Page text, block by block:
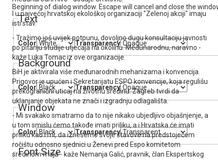
Beginning of dialog window. Escape will cancel and close the
Text
Color Transparency
Background
Color Transparency
Window
Color Transparency
Font Size
I u najvećoj hrvatskoj ekološkoj organizaciji "Zelenoj akciji" imaju
isti stav.
- Tražimo još uvijek potpunu, dovoljno dugu konsultaciju javnosti
po pitanju studije utjecaja na okolinu. Međunarodnu, naravno -
kaže Luka Tomac iz ove organizacije.
BiH je aktivirala više međunarodnih mehanizama i konvencija.
Prigovor je upućen i Sekretarijatu ESPO konvencije, koja regulišu
prekogranični uticaj na životnu sredinu. Zagreb tvrdi da
uklanjanje objekata ne znači i izgradnju odlagališta.
- Mi svakako smatramo da to nije nikako ubjedljivo objašnjenje, a
u tom smislu ćemo takođe imati priliku, a i Hrvatska će imati
priliku kao i mi, da iznesemo svoje stavove na predstojećem
ročištu odnosno sjednici u Ženevi pred Espo komitetom
sredinom maja - kaže Nemanja Galić, pravnik, član Ekspertskog